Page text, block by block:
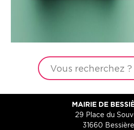
MAIRIE DE
29 Place du
31660